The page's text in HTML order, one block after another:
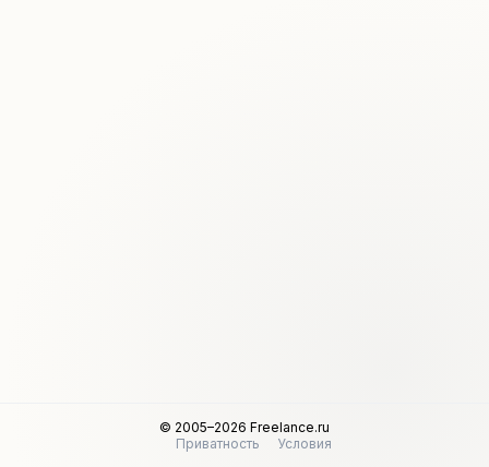
© 2005–2026 Freelance.ru
Приватность
Условия